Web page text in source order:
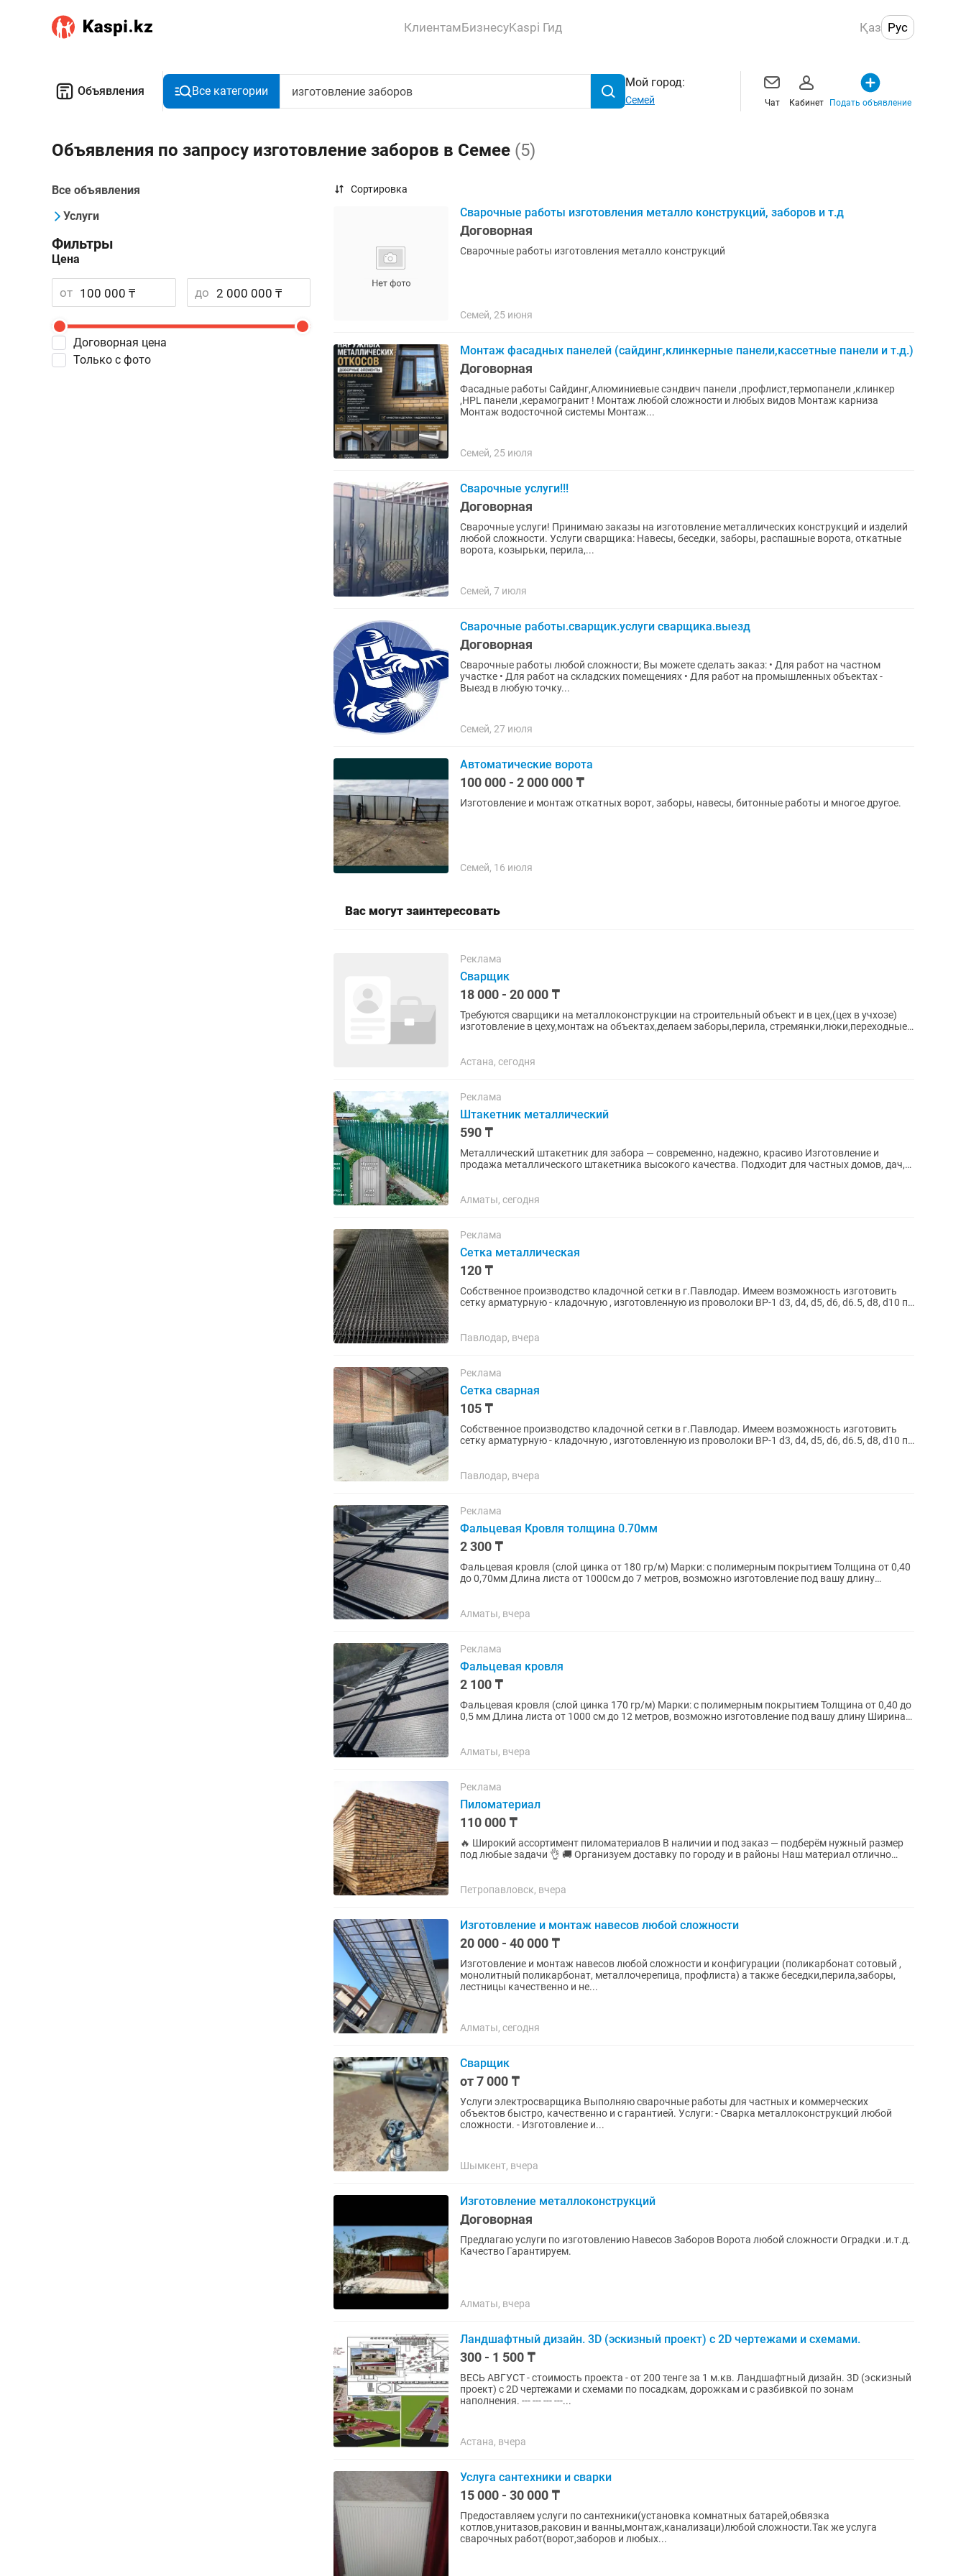
КлиентамБизнесуKaspi Гид Қаз Рус
Объявления Все категории
Мой город:
Семей Чат Кабинет Подать объявление
Объявления по запросу изготовление заборов в Семее (5)
Все объявления
Услуги
Фильтры
Цена
от до
Договорная цена
Только с фото
Сортировка
Сварочные работы изготовления металло конструкций, заборов и т.д
Договорная
Сварочные работы изготовления металло конструкций
Семей, 25 июня
Монтаж фасадных панелей (сайдинг,клинкерные панели,кассетные панели и т.д.)
Договорная
Фасадные работы Сайдинг,Алюминиевые сэндвич панели ,профлист,термопанели ,клинкер
,HPL панели ,керамогранит ! Монтаж любой сложности и любых видов Монтаж карниза
Монтаж водосточной системы Монтаж...
Семей, 25 июля
Сварочные услуги!!!
Договорная
Сварочные услуги! Принимаю заказы на изготовление металлических конструкций и изделий
любой сложности. Услуги сварщика: Навесы, беседки, заборы, распашные ворота, откатные
ворота, козырьки, перила,...
Семей, 7 июля
Сварочные работы.сварщик.услуги сварщика.выезд
Договорная
Сварочные работы любой сложности; Вы можете сделать заказ: • Для работ на частном
участке • Для работ на складских помещениях • Для работ на промышленных объектах -
Выезд в любую точку...
Семей, 27 июля
Автоматические ворота
100 000 - 2 000 000 ₸
Изготовление и монтаж откатных ворот, заборы, навесы, битонные работы и многое другое.
Семей, 16 июля
Вас могут заинтересовать
Реклама
Сварщик
18 000 - 20 000 ₸
Требуются сварщики на металлоконструкции на строительный объект и в цех,(цех в учхозе)
изготовление в цеху,монтаж на объектах,делаем заборы,перила, стремянки,люки,переходные
Астана, сегодня
Реклама
Штакетник металлический
590 ₸
Металлический штакетник для забора — современно, надежно, красиво Изготовление и
продажа металлического штакетника высокого качества. Подходит для частных домов, дач,
Алматы, сегодня
Реклама
Сетка металлическая
120 ₸
Собственное производство кладочной сетки в г.Павлодар. Имеем возможность изготовить
сетку арматурную - кладочную , изготовленную из проволоки ВР-1 d3, d4, d5, d6, d6.5, d8, d10 по
Павлодар, вчера
Реклама
Сетка сварная
105 ₸
Собственное производство кладочной сетки в г.Павлодар. Имеем возможность изготовить
сетку арматурную - кладочную , изготовленную из проволоки ВР-1 d3, d4, d5, d6, d6.5, d8, d10 по
Павлодар, вчера
Реклама
Фальцевая Кровля толщина 0.70мм
2 300 ₸
Фальцевая кровля (слой цинка от 180 гр/м) Марки: с полимерным покрытием Толщина от 0,40
до 0,70мм Длина листа от 1000см до 7 метров, возможно изготовление под вашу длину
Алматы, вчера
Реклама
Фальцевая кровля
2 100 ₸
Фальцевая кровля (слой цинка 170 гр/м) Марки: с полимерным покрытием Толщина от 0,40 до
0,5 мм Длина листа от 1000 см до 12 метров, возможно изготовление под вашу длину Ширина
Алматы, вчера
Реклама
Пиломатериал
110 000 ₸
🔥 Широкий ассортимент пиломатериалов В наличии и под заказ — подберём нужный размер
под любые задачи 👌 🚚 Организуем доставку по городу и в районы Наш материал отлично
Петропавловск, вчера
Изготовление и монтаж навесов любой сложности
20 000 - 40 000 ₸
Изготовление и монтаж навесов любой сложности и конфигурации (поликарбонат сотовый ,
монолитный поликарбонат, металлочерепица, профлиста) а также беседки,перила,заборы,
лестницы качественно и не...
Алматы, сегодня
Сварщик
от 7 000 ₸
Услуги электросварщика Выполняю сварочные работы для частных и коммерческих
объектов быстро, качественно и с гарантией. Услуги: - Сварка металлоконструкций любой
сложности. - Изготовление и...
Шымкент, вчера
Изготовление металлоконструкций
Договорная
Предлагаю услуги по изготовлению Навесов Заборов Ворота любой сложности Оградки .и.т.д.
Качество Гарантируем.
Алматы, вчера
Ландшафтный дизайн. 3D (эскизный проект) с 2D чертежами и схемами.
300 - 1 500 ₸
ВЕСЬ АВГУСТ - стоимость проекта - от 200 тенге за 1 м.кв. Ландшафтный дизайн. 3D (эскизный
проект) с 2D чертежами и схемами по посадкам, дорожкам и с разбивкой по зонам
наполнения. --- --- --- ---...
Астана, вчера
Услуга сантехники и сварки
15 000 - 30 000 ₸
Предоставляем услуги по сантехники(установка комнатных батарей,обвязка
котлов,унитазов,раковин и ванны,монтаж,канализаци)любой сложности.Так же услуга
сварочных работ(ворот,заборов и любых...